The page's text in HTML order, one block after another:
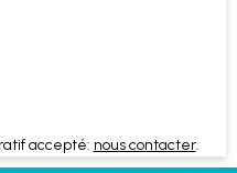
accepté: nous contacter.